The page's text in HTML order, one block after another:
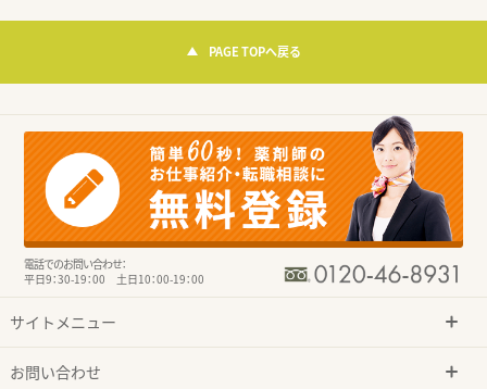
PAGE TOPへ戻る
電話でのお問い合わせ：
平日9：30-19：00 土日10：00-19：00
サイトメニュー
お問い合わせ